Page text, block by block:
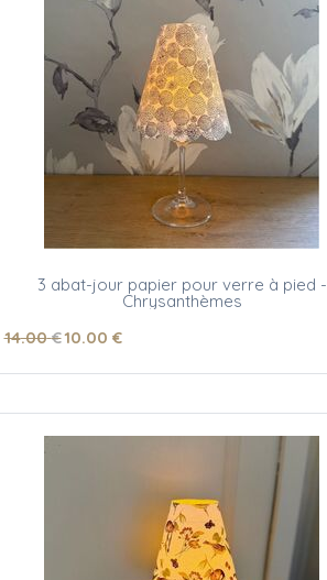
3 abat-jour papier pour verre à pied -
Chrysanthèmes
14.00 €10.00 €